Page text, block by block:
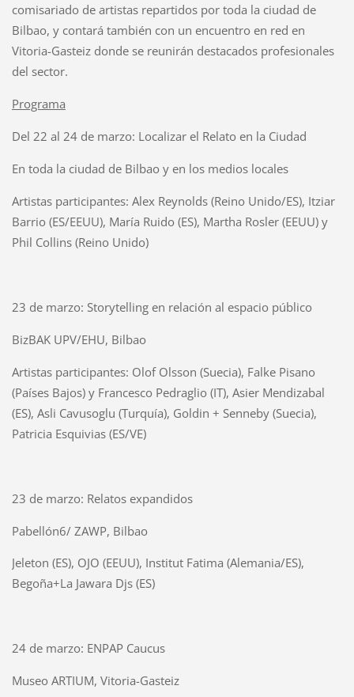
comisariado de artistas repartidos por toda la ciudad de
Bilbao, y contará también con un encuentro en red en
Vitoria-Gasteiz donde se reunirán destacados profesionales
del sector.
Programa
Del 22 al 24 de marzo: Localizar el Relato en la Ciudad
En toda la ciudad de Bilbao y en los medios locales
Artistas participantes: Alex Reynolds (Reino Unido/ES), Itziar
Barrio (ES/EEUU), María Ruido (ES), Martha Rosler (EEUU) y
Phil Collins (Reino Unido)
23 de marzo: Storytelling en relación al espacio público
BizBAK UPV/EHU, Bilbao
Artistas participantes: Olof Olsson (Suecia), Falke Pisano
(Países Bajos) y Francesco Pedraglio (IT), Asier Mendizabal
(ES), Asli Cavusoglu (Turquía), Goldin + Senneby (Suecia),
Patricia Esquivias (ES/VE)
23 de marzo: Relatos expandidos
Pabellón6/ ZAWP, Bilbao
Jeleton (ES), OJO (EEUU), Institut Fatima (Alemania/ES),
Begoña+La Jawara Djs (ES)
24 de marzo: ENPAP Caucus
Museo ARTIUM, Vitoria-Gasteiz